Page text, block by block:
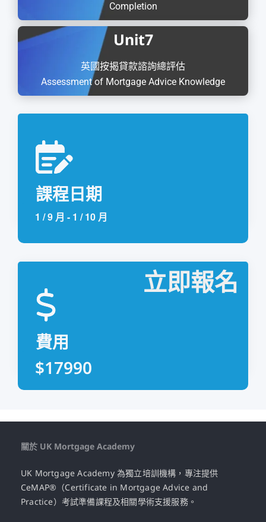
Completion
Unit7
英國按揭貸款諮詢總評估
Assessment of Mortgage Advice Knowledge
課程日期
1 / 9 月 - 1 / 10 月
立即報名
費用
$17990
關於 UK Mortgage Academy
UK Mortgage Academy 為獨立培訓機構，專注提供
CeMAP®（Certificate in Mortgage Advice and
Practice）考試準備課程及相關學術支援服務。